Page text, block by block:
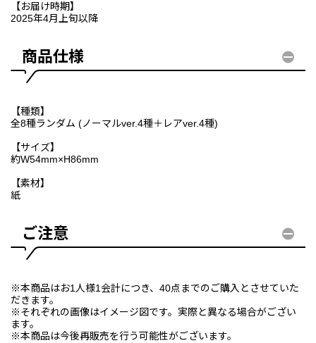
【お届け時期】
2025年4月上旬以降
商品仕様
【種類】
全8種ランダム (ノーマルver.4種＋レアver.4種)
【サイズ】
約W54mm×H86mm
【素材】
紙
ご注意
※本商品はお1人様1会計につき、40点までのご購入とさせていた
だきます。
※それぞれの画像はイメージ図です。実際と異なる場合がござい
ます。
※本商品は今後再販売を行う可能性がございます。